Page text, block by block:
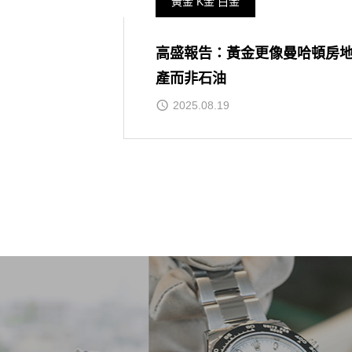
高盛報告：黃金更像曼哈頓房
產而非石油
2025.08.19